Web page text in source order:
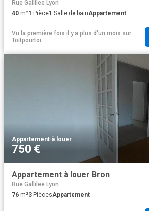
Rue Gallilee Lyon
40 m²1 Pièce1 Salle de bainAppartement
Vu la première fois il y a plus d'un mois sur
Toitpourtoi
Appartement·à louer
750 €
Appartement à louer Bron
Rue Gallilee Lyon
76 m²3 PiècesAppartement